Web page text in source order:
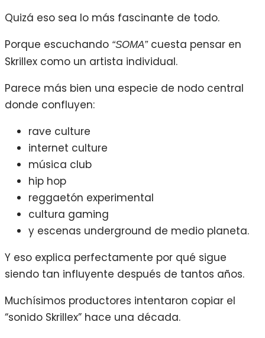
Quizá eso sea lo más fascinante de todo.
Porque escuchando “SOMA”cuesta pensar en
Skrillex como un artista individual.
Parece más bien una especie de nodo central
donde confluyen:
rave culture
internet culture
música club
hip hop
reggaetón experimental
cultura gaming
y escenas underground de medio planeta.
Y eso explica perfectamente por qué sigue
siendo tan influyente después de tantos años.
Muchísimos productores intentaron copiar el
“sonido Skrillex” hace una década.